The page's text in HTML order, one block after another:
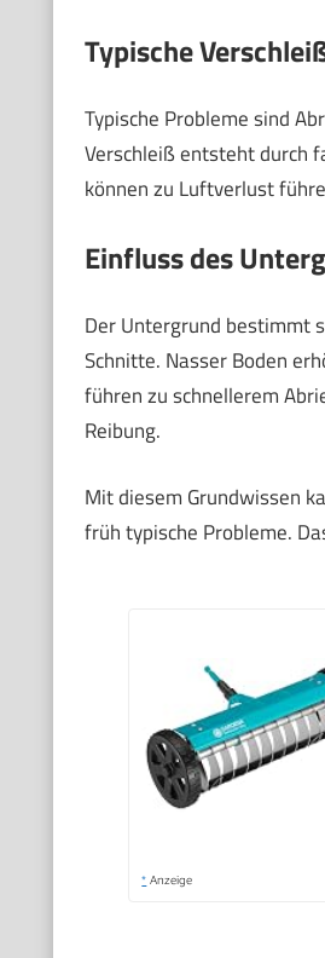
Typische
Typische Probleme sind
Verschleiß entsteht durch
können zu Luftverlust
Einfluss des
Der Untergrund bestimmt
Schnitte. Nasser Boden
führen zu schnellerem
Reibung.
Mit diesem Grundwissen
früh typische Probleme.
* Anzeige